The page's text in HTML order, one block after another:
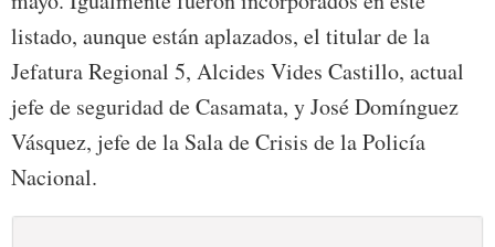
listado, aunque están aplazados, el titular de la
Jefatura Regional 5, Alcides Vides Castillo, actual
jefe de seguridad de Casamata, y José Domínguez
Vásquez, jefe de la Sala de Crisis de la Policía
Nacional.